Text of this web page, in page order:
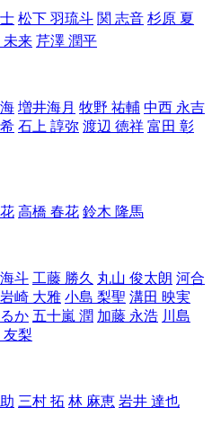
松下 羽琉斗 関 志音 杉原 夏
未来 芹澤 潤平
増井海月 牧野 祐輔 中西 永吉
石上 諄弥 渡辺 徳祥 富田 彰
高橋 春花 鈴木 隆馬
斗 工藤 勝久 丸山 俊太朗 河合
岩崎 大雅 小島 梨聖 溝田 映実
か 五十嵐 潤 加藤 永浩 川島
友梨
三村 拓 林 麻恵 岩井 達也